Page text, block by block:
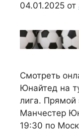
04.01.2025 от
Смотреть
Юнайтед на
лига.
Манчестер
19:30 по